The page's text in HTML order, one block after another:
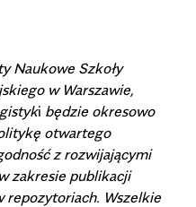
Naukowe Szkoły
w Warszawie,
i będzie okresowo
otwartego
z rozwijającymi
zakresie publikacji
repozytoriach. Wszelkie